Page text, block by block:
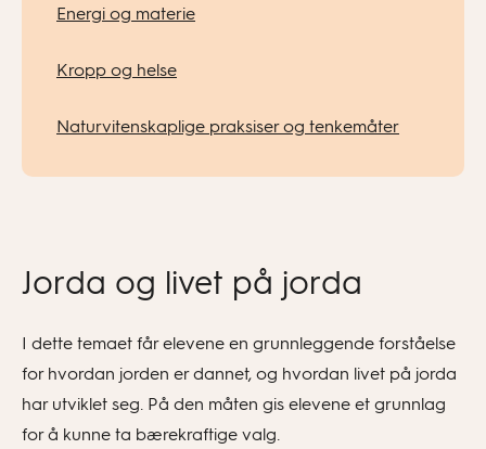
Energi og materie
Kropp og helse
Naturvitenskaplige praksiser og tenkemåter
Jorda og livet på jorda
I dette temaet får elevene en grunnleggende forståelse
for hvordan jorden er dannet, og hvordan livet på jorda
har utviklet seg. På den måten gis elevene et grunnlag
for å kunne ta bærekraftige valg.